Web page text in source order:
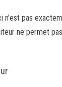
n’est pas
ne permet